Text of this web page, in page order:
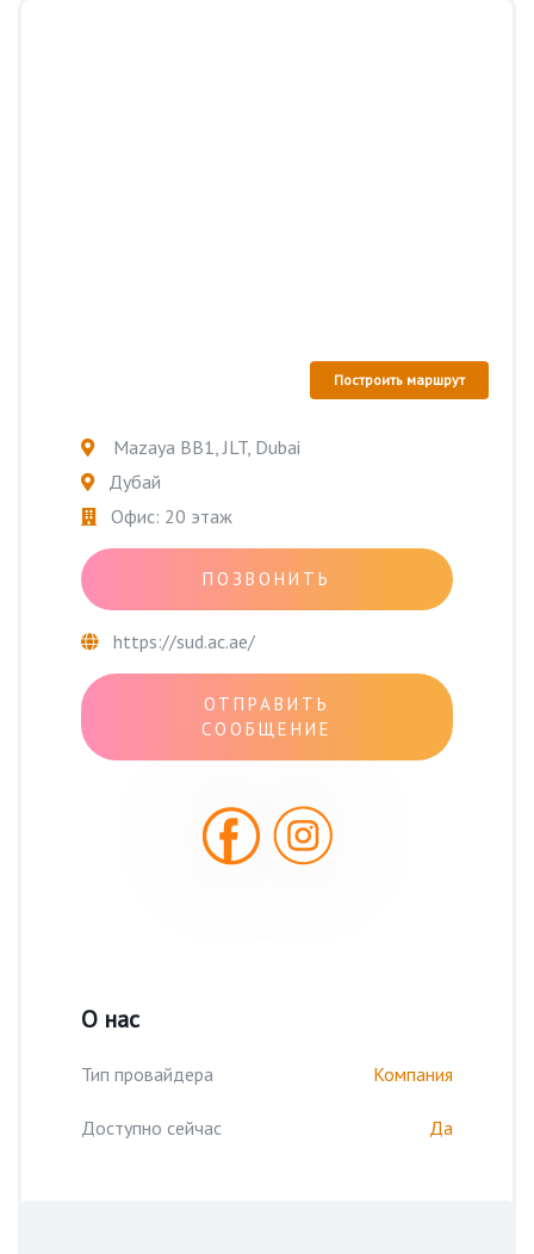
Построить маршрут
Mazaya BB1, JLT, Dubai
Дубай
Офис: 20 этаж
ПОЗВОНИТЬ
https://sud.ac.ae/
ОТПРАВИТЬ
СООБЩЕНИЕ
О нас
Тип провайдера Компания
Доступно сейчас Да